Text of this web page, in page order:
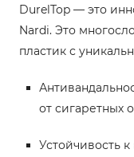
DurelTop — это
Nardi. Это
пластик с
от сигаретных
Устойчивость